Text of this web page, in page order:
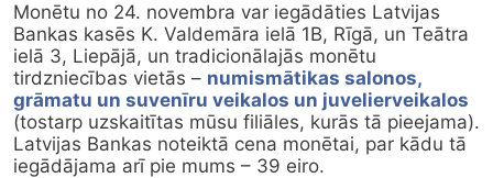
Monētu no 24. novembra var iegādāties Latvijas
Bankas kasēs K. Valdemāra ielā 1B, Rīgā, un Teātra
ielā 3, Liepājā, un tradicionālajās monētu
tirdzniecības vietās – numismātikas salonos,
grāmatu un suvenīru veikalos un juvelierveikalos
(tostarp uzskaitītas mūsu filiāles, kurās tā pieejama).
Latvijas Bankas noteiktā cena monētai, par kādu tā
iegādājama arī pie mums – 39 eiro.